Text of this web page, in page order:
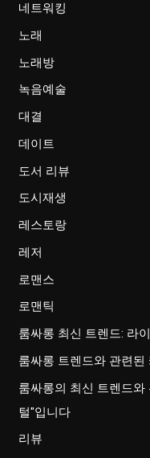
네트워킹
노래
노래방
녹음예술
대결
데이트
도서 리뷰
도시재생
레스토랑
레저
로맨스
로맨틱
룸싸롱 최신 트렌드: 라
룸싸롱 트렌드와 관련된
룸싸롱의 최신 트렌드와
털"입니다
리뷰